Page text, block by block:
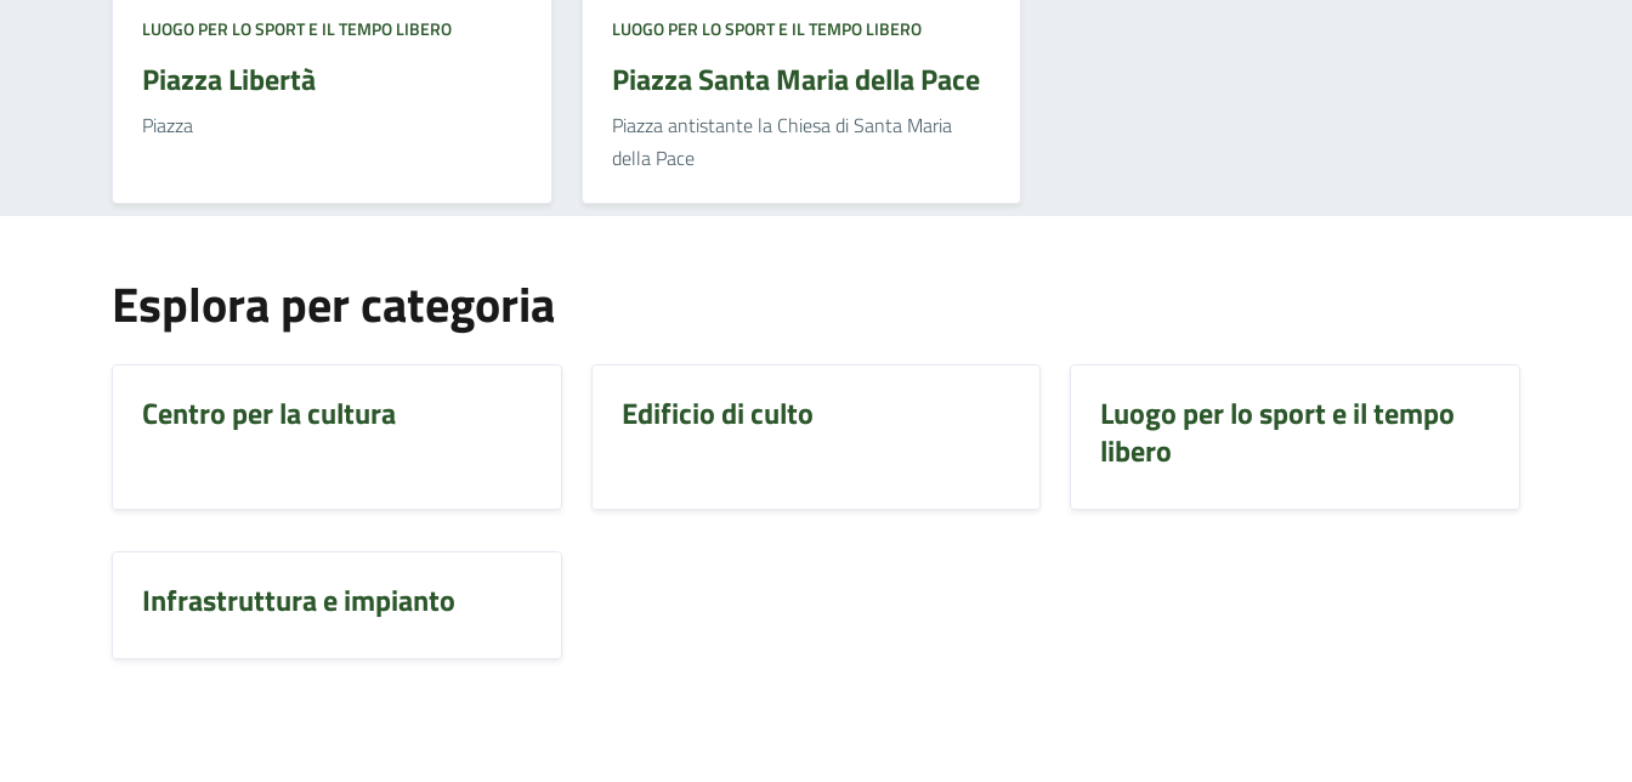
LUOGO PER LO SPORT E IL TEMPO LIBERO
Piazza Libertà
Piazza
LUOGO PER LO SPORT E IL TEMPO LIBERO
Piazza Santa Maria della Pace
Piazza antistante la Chiesa di Santa Maria
della Pace
Esplora per categoria
Centro per la cultura Edificio di culto
Luogo per lo sport e il tempo
libero
Infrastruttura e impianto